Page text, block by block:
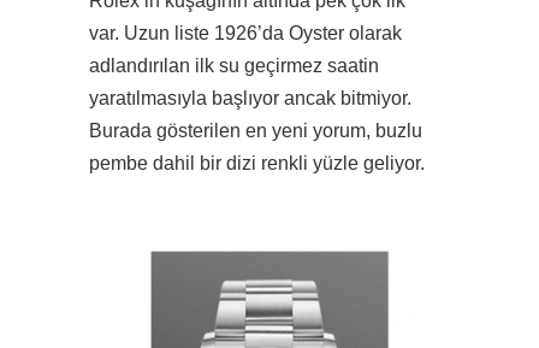
var. Uzun liste 1926’da Oyster olarak
adlandırılan ilk su geçirmez saatin
yaratılmasıyla başlıyor ancak bitmiyor.
Burada gösterilen en yeni yorum, buzlu
pembe dahil bir dizi renkli yüzle geliyor.